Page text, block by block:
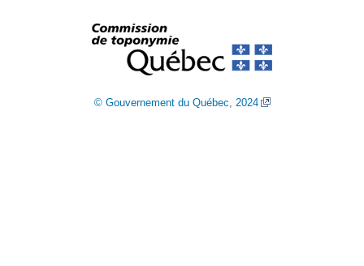
© Gouvernement du Québec, 2024